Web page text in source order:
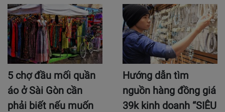
5 chợ đầu mối quần
áo ở Sài Gòn cần
phải biết nếu muốn
Hướng dẫn tìm
nguồn hàng đồng giá
39k kinh doanh “SIÊU